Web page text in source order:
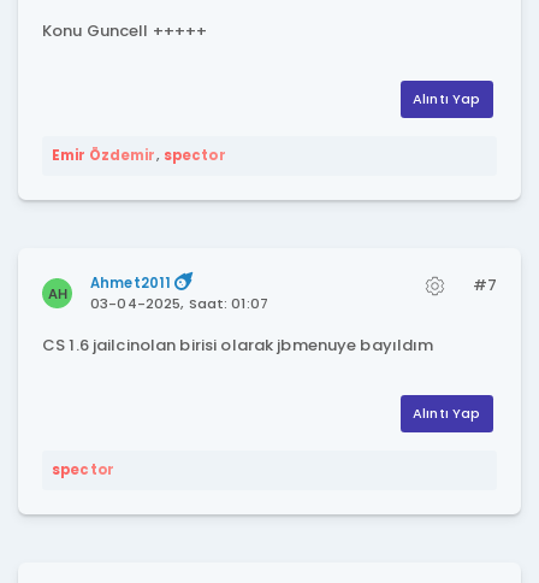
Konu Guncell +++++
Alıntı Yap
Emir Özdemir, spector
Ahmet2011
03-04-2025, Saat: 01:07
#7
CS 1.6 jailcinolan birisi olarak jbmenuye bayıldım
Alıntı Yap
spector